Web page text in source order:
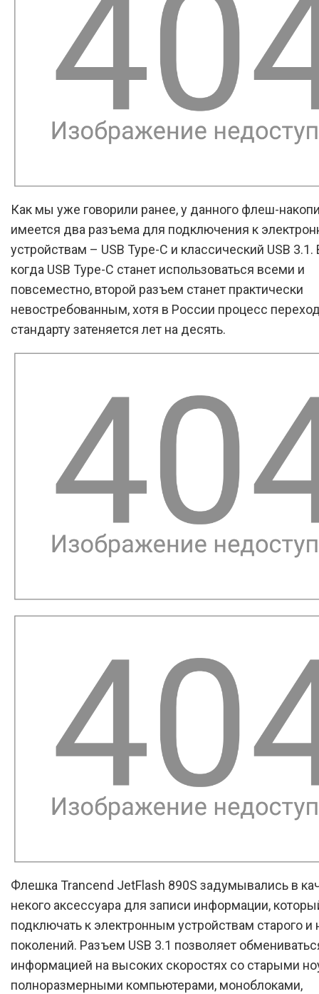
Как мы уже говорили ранее, у данного флеш-
имеется два разъема для подключения к
устройствам – USB Type-C и классический USB
когда USB Type-C станет использоваться всеми и
повсеместно, второй разъем станет практически
невостребованным, хотя в России процесс
стандарту затеняется лет на десять.
Флешка Trancend JetFlash 890S задумывались в
некого аксессуара для записи информации,
подключать к электронным устройствам старого и
поколений. Разъем USB 3.1 позволяет
информацией на высоких скоростях со старыми
полноразмерными компьютерами, моноблоками,